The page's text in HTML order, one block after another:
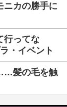
ニカの勝手に
行ってな
・イベント
髪の毛を触